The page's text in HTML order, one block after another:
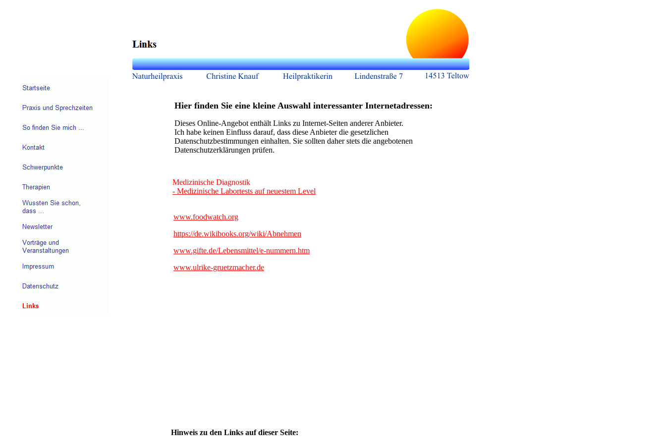
Hier finden Sie eine kleine Auswahl interessanter Internetadressen:
Dieses Online-Angebot enthält Links zu Internet-Seiten anderer Anbieter.
Ich habe keinen Einfluss darauf, dass diese Anbieter die gesetzlichen
Datenschutzbestimmungen einhalten. Sie sollten daher stets die angebotenen
Datenschutzerklärungen prüfen.
Medizinische Diagnostik
- Medizinische Labortests auf neuestem Level
www.foodwatch.org
https://de.wikibooks.org/wiki/Abnehmen
www.gifte.de/Lebensmittel/e-nummern.htm
www.ulrike-gruetzmacher.de
Hinweis zu den Links auf dieser Seite: